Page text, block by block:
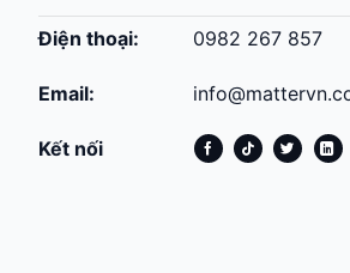
Điện thoại: 0982 267 857
Email:
Kết nối